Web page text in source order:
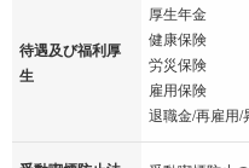
待遇及び福利厚
生
厚生年金
健康保険
労災保険
雇用保険
退職金/再雇用/